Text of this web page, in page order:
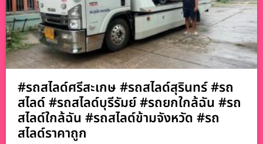
#รถสไลด์ศรีสะเกษ #รถสไลด์สุรินทร์ #รถ
สไลด์ #รถสไลด์บุรีรัมย์ #รถยกใกล้ฉัน #รถ
สไลด์ใกล้ฉัน #รถสไลด์ข้ามจังหวัด #รถ
สไลด์ราคาถูก